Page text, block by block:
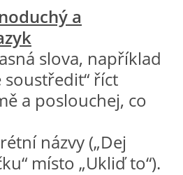
a
slova, například
soustředit“ říct
a poslouchej, co
názvy („Dej
místo „Ukliď to“).